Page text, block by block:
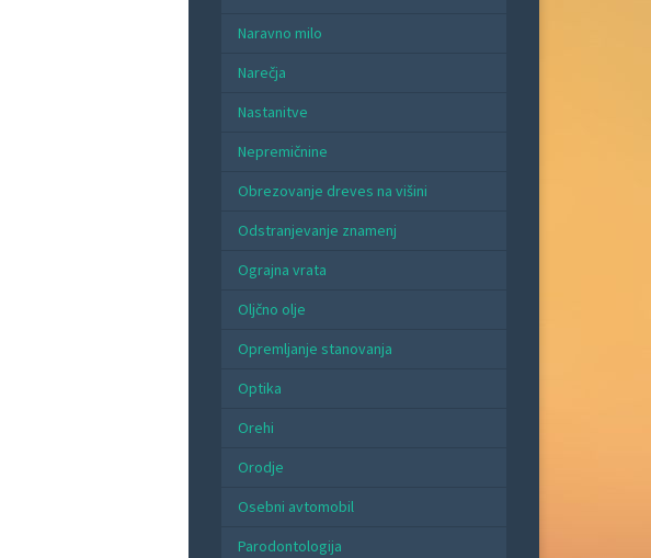
Naravno milo
Narečja
Nastanitve
Nepremičnine
Obrezovanje dreves na višini
Odstranjevanje znamenj
Ograjna vrata
Oljčno olje
Opremljanje stanovanja
Optika
Orehi
Orodje
Osebni avtomobil
Parodontologija